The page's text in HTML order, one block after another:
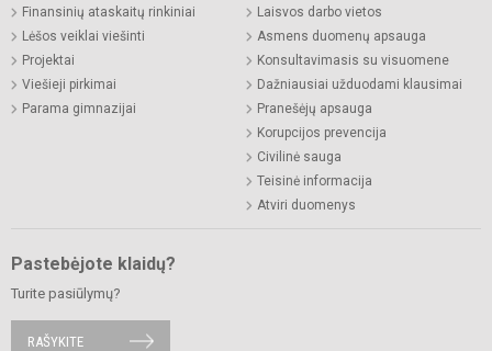
Finansinių ataskaitų rinkiniai
Lėšos veiklai viešinti
Projektai
Viešieji pirkimai
Parama gimnazijai
Laisvos darbo vietos
Asmens duomenų apsauga
Konsultavimasis su visuomene
Dažniausiai užduodami klausimai
Pranešėjų apsauga
Korupcijos prevencija
Civilinė sauga
Teisinė informacija
Atviri duomenys
Pastebėjote klaidų?
Turite pasiūlymų?
RAŠYKITE